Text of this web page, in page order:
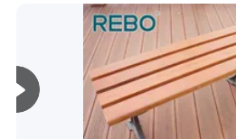
성공적인 프로젝트